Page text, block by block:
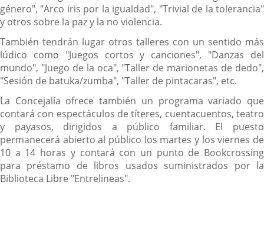
género", "Arco iris por la igualdad", "Trivial de la tolerancia"
y otros sobre la paz y la no violencia.
También tendrán lugar otros talleres con un sentido más
lúdico como "Juegos cortos y canciones", "Danzas del
mundo", "Juego de la oca", "Taller de marionetas de dedo",
"Sesión de batuka/zumba", "Taller de pintacaras", etc.
La Concejalía ofrece también un programa variado que
contará con espectáculos de títeres, cuentacuentos, teatro
y payasos, dirigidos a público familiar. El puesto
permanecerá abierto al público los martes y los viernes de
10 a 14 horas y contará con un punto de Bookcrossing
para préstamo de libros usados suministrados por la
Biblioteca Libre "Entrelineas".